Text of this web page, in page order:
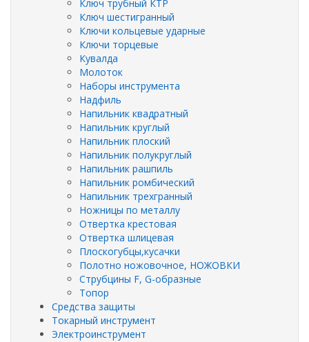
Ключ трубный КТР
Ключ шестигранный
Ключи кольцевые ударные
Ключи торцевые
Кувалда
Молоток
Наборы инструмента
Надфиль
Напильник квадратный
Напильник круглый
Напильник плоский
Напильник полукруглый
Напильник рашпиль
Напильник ромбический
Напильник трехгранный
Ножницы по металлу
Отвертка крестовая
Отвертка шлицевая
Плоскогубцы,кусачки
Полотно ножовочное, НОЖОВКИ
Струбцины F, G-образные
Топор
Средства защиты
Токарный инструмент
Электроинструмент